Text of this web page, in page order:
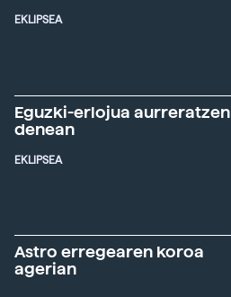
EKLIPSEA
Eguzki-erlojua aurreratzen
denean
EKLIPSEA
Astro erregearen koroa
agerian